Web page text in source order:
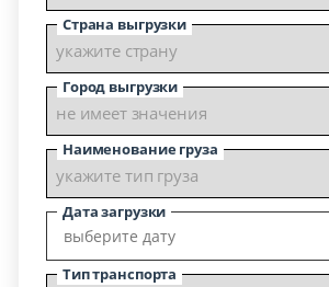
Страна выгрузки
Город выгрузки
Наименование груза
Дата загрузки
Тип транспорта